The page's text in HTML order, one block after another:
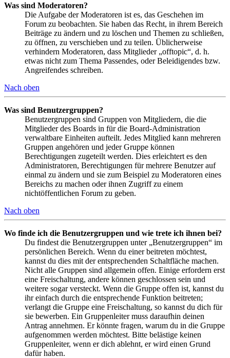
Was sind Moderatoren?
Die Aufgabe der Moderatoren ist es, das Geschehen im
Forum zu beobachten. Sie haben das Recht, in ihrem Bereich
Beiträge zu ändern und zu löschen und Themen zu schließen,
zu öffnen, zu verschieben und zu teilen. Üblicherweise
verhindern Moderatoren, dass Mitglieder „offtopic“, d. h.
etwas nicht zum Thema Passendes, oder Beleidigendes bzw.
Angreifendes schreiben.
Nach oben
Was sind Benutzergruppen?
Benutzergruppen sind Gruppen von Mitgliedern, die die
Mitglieder des Boards in für die Board-Administration
verwaltbare Einheiten aufteilt. Jedes Mitglied kann mehreren
Gruppen angehören und jeder Gruppe können
Berechtigungen zugeteilt werden. Dies erleichtert es den
Administratoren, Berechtigungen für mehrere Benutzer auf
einmal zu ändern und sie zum Beispiel zu Moderatoren eines
Bereichs zu machen oder ihnen Zugriff zu einem
nichtöffentlichen Forum zu geben.
Nach oben
Wo finde ich die Benutzergruppen und wie trete ich ihnen bei?
Du findest die Benutzergruppen unter „Benutzergruppen“ im
persönlichen Bereich. Wenn du einer beitreten möchtest,
kannst du dies mit der entsprechenden Schaltfläche machen.
Nicht alle Gruppen sind allgemein offen. Einige erfordern erst
eine Freischaltung, andere können geschlossen sein und
weitere sogar versteckt. Wenn die Gruppe offen ist, kannst du
ihr einfach durch die entsprechende Funktion beitreten;
verlangt die Gruppe eine Freischaltung, so kannst du dich für
sie bewerben. Ein Gruppenleiter muss daraufhin deinen
Antrag annehmen. Er könnte fragen, warum du in die Gruppe
aufgenommen werden möchtest. Bitte belästige keinen
Gruppenleiter, wenn er dich ablehnt, er wird einen Grund
dafür haben.